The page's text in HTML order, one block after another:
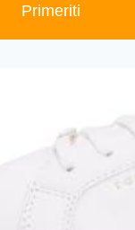
Primeriti